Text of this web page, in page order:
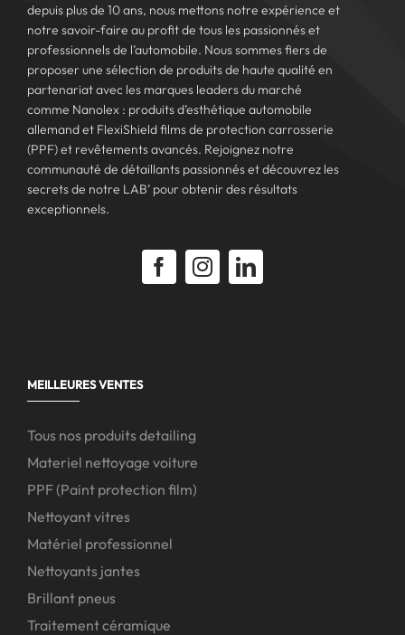
depuis plus de 10 ans, nous mettons notre expérience et
notre savoir-faire au profit de tous les passionnés et
professionnels de l’automobile. Nous sommes fiers de
proposer une sélection de produits de haute qualité en
partenariat avec les marques leaders du marché
comme Nanolex : produits d’esthétique automobile
allemand et FlexiShield films de protection carrosserie
(PPF) et revêtements avancés. Rejoignez notre
communauté de détaillants passionnés et découvrez les
secrets de notre LAB’ pour obtenir des résultats
exceptionnels.
MEILLEURES VENTES
Tous nos produits detailing
Materiel nettoyage voiture
PPF (Paint protection film)
Nettoyant vitres
Matériel professionnel
Nettoyants jantes
Brillant pneus
Traitement céramique